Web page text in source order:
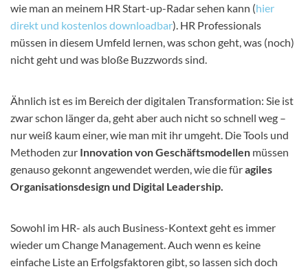
wie man an meinem HR Start-up-Radar sehen kann (hier
direkt und kostenlos downloadbar). HR Professionals
müssen in diesem Umfeld lernen, was schon geht, was (noch)
nicht geht und was bloße Buzzwords sind.
Ähnlich ist es im Bereich der digitalen Transformation: Sie ist
zwar schon länger da, geht aber auch nicht so schnell weg –
nur weiß kaum einer, wie man mit ihr umgeht. Die Tools und
Methoden zur Innovation von Geschäftsmodellen müssen
genauso gekonnt angewendet werden, wie die füragiles
Organisationsdesign und Digital Leadership.
Sowohl im HR- als auch Business-Kontext geht es immer
wieder um Change Management. Auch wenn es keine
einfache Liste an Erfolgsfaktoren gibt, so lassen sich doch